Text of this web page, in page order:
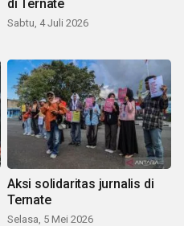
di Ternate
Sabtu, 4 Juli 2026
Aksi solidaritas jurnalis di
Ternate
Selasa, 5 Mei 2026